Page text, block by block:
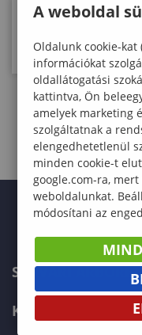
Egy projekt az
gazdálkodásért
« 2
SÁRVÁRI
KÁMONI
A weboldal
Oldalunk cookie-
információkat
oldallátogatási
kattintva, Ön
amelyek marketing
szolgáltatnak a
elengedhetetlenül
minden cookie-t
google.com-ra,
weboldalunkat.
módosítani az